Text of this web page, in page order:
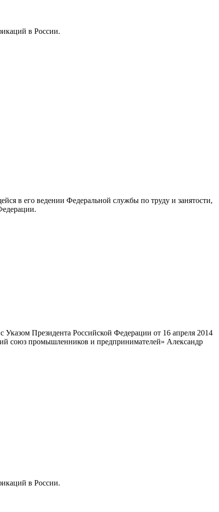
в России.
в его ведении Федеральной службы по труду и занятости,
Президента Российской Федерации от 16 апреля 2014
союз промышленников и предпринимателей» Александр
в России.